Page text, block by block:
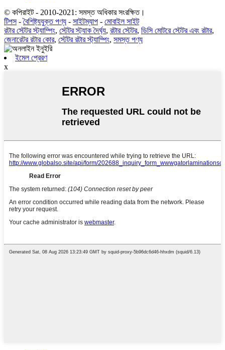
© কপিরাইট - 2010-2021: সমস্ত অধিকার সংরক্ষিত।
টিপস-বৈশিষ্ট্যযুক্ত পণ্য - সাইটম্যাপ - মোবাইল সাইট
রটার স্টেটর স্ট্যাম্পিং, স্টেটর স্ট্যাক দৈর্ঘ্য, রটার স্টেটর, ডিসি মোটরে স্টেটর এবং রটার,
জেনারেটর রটার কোর, স্টেটর রটার স্ট্যাম্পিং, সমস্ত পণ্য
ইমেল প্রেরণ
x